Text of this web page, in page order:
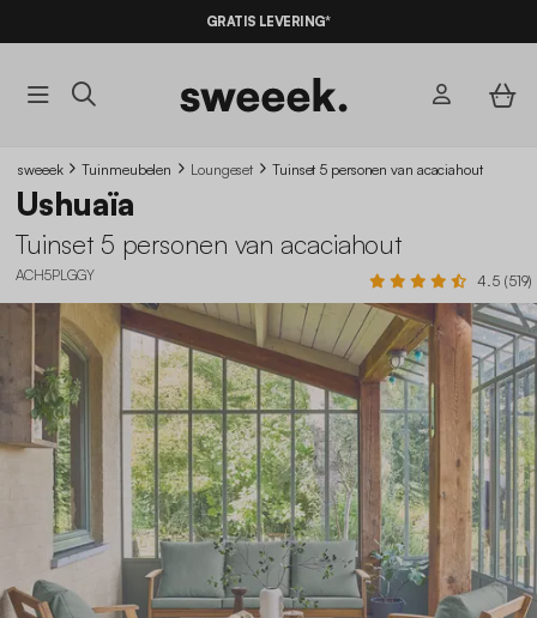
GRATIS LEVERING*
sweeek Tuinmeubelen Loungeset Tuinset 5 personen van acaciahout
Ushuaïa
Tuinset 5 personen van acaciahout
ACH5PLGGY 4.5 (519)